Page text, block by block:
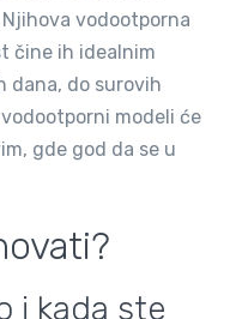
vodootporna
čine ih idealnim
dana, do surovih
modeli će
gde god da se u
i kada ste